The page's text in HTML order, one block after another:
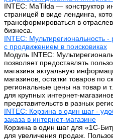
INTEC: MaTilda — конструктор
страницей в виде лендинга,
трансформироваться в
бизнеса.
INTEC: Мультирегиональность -
с продвижением в поисковиках
Модуль INTEC:
позволяет предоставлять
магазина актуальную
магазинов, остатки товаров по
региональные цены на товар и
для крупных интернет-
представительств в разных
INTEC: Корзина в один шаг -
заказа в интернет-магазине
Корзина в один шаг для «1С-
для увеличения продаж.